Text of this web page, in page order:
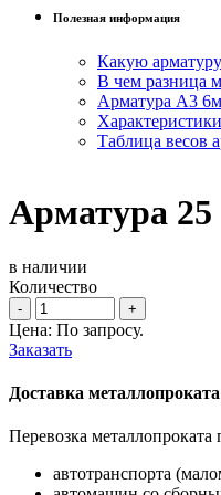
Полезная информация
Какую
В чем разница
Арматура А3
Таблица весов
Арматура
в наличии
Количество
- +
Цена: По запросу.
Заказать
Доставка металлопроката
Перевозка металлопроката
автотранспорта